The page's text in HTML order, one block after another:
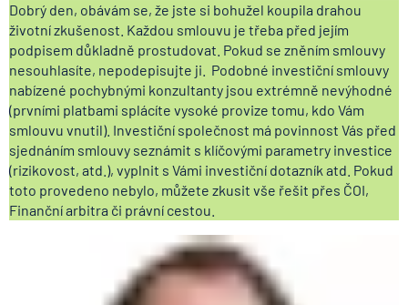
Dobrý den, obávám se, že jste si bohužel koupila drahou
životní zkušenost. Každou smlouvu je třeba před jejím
podpisem důkladně prostudovat. Pokud se zněním smlouvy
nesouhlasíte, nepodepisujte ji. Podobné investiční smlouvy
nabízené pochybnými konzultanty jsou extrémně nevýhodné
(prvními platbami splácíte vysoké provize tomu, kdo Vám
smlouvu vnutil). Investiční společnost má povinnost Vás před
sjednáním smlouvy seznámit s klíčovými parametry investice
(rizikovost, atd.), vyplnit s Vámi investiční dotazník atd. Pokud
toto provedeno nebylo, můžete zkusit vše řešit přes ČOI,
Finanční arbitra či právní cestou.